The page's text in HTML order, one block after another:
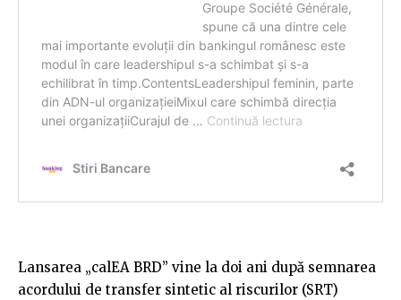
Lansarea „calEA BRD” vine la doi ani după semnarea
acordului de transfer sintetic al riscurilor (SRT)